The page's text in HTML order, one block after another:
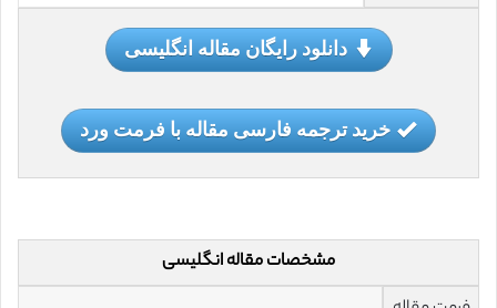
دانلود رایگان مقاله انگلیسی
خرید ترجمه فارسی مقاله با فرمت ورد
مشخصات مقاله انگلیسی